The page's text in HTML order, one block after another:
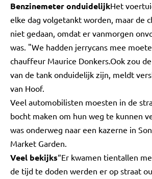
Benzinemeter onduidelijkHet
elke dag volgetankt worden, maar de
niet gedaan, omdat er vanmorgen
was. "We hadden jerrycans mee
chauffeur Maurice Donkers.Ook zou
van de tank onduidelijk zijn, meldt
van Hoof.
Veel automobilisten moesten in de
bocht maken om hun weg te kunnen
was onderweg naar een kazerne in
Market Garden.
Veel bekijks“Er kwamen tientallen
de tijd te doden werden er op straat